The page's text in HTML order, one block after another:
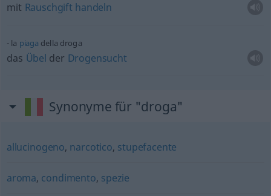
mit Rauschgift handeln
la piaga della droga
das Übel der Drogensucht
Synonyme für "droga"
allucinogeno, narcotico, stupefacente
aroma, condimento, spezie